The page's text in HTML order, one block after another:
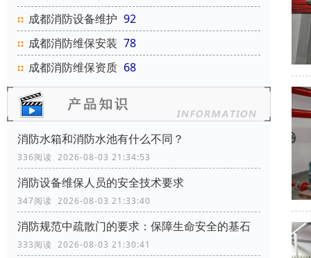
成都消防设备维护 92
成都消防维保安装 78
成都消防维保资质 68
消防水箱和消防水池有什么不同？
336阅读 2026-08-03 21:34:53
消防设备维保人员的安全技术要求
347阅读 2026-08-03 21:33:40
消防规范中疏散门的要求：保障生命安全的基石
333阅读 2026-08-03 21:30:41